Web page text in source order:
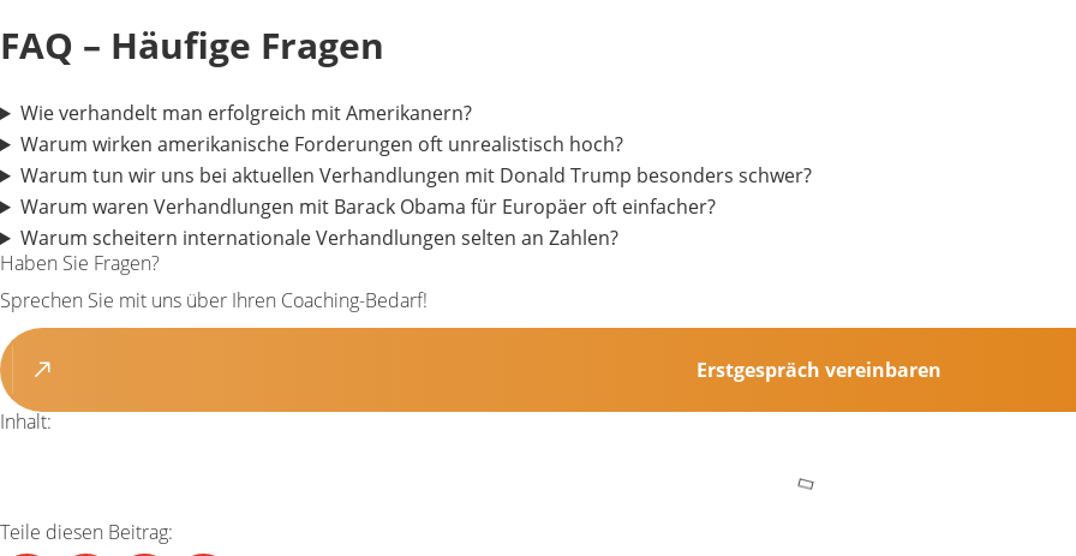
FAQ – Häufige Fragen
Wie verhandelt man erfolgreich mit Amerikanern?
Warum wirken amerikanische Forderungen oft unrealistisch hoch?
Warum tun wir uns bei aktuellen Verhandlungen mit Donald Trump besonders schwer?
Warum waren Verhandlungen mit Barack Obama für Europäer oft einfacher?
Warum scheitern internationale Verhandlungen selten an Zahlen?
Haben Sie Fragen?
Sprechen Sie mit uns über Ihren Coaching-Bedarf!
Erstgespräch vereinbaren
Inhalt:
Teile diesen Beitrag: